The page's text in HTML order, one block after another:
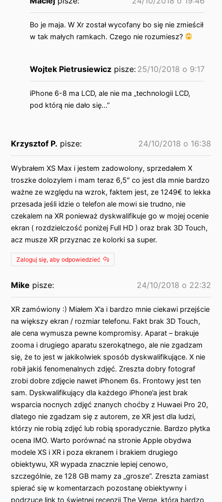
Bo je maja. W Xr został wycofany bo się nie zmieścił
w tak małych ramkach. Czego nie rozumiesz?
Wojtek Pietrusiewicz pisze: 25/10/2018 o 9:17
iPhone 6-8 ma LCD, ale nie ma „technologii LCD,
pod którą nie dało się…”
Krzysztof P. pisze: 24/10/2018 o 16:38
Wybrałem XS Max i jestem zadowolony, sprzedałem X
troszke dolozylem i mam teraz 6,5″ co jest dla mnie bardzo
ważne ze względu na wzrok, faktem jest, ze 1249€ to lekka
przesada jeśli idzie o telefon ale mowi sie trudno, nie
czekalem na XR ponieważ dyskwalifikuje go w mojej ocenie
ekran ( rozdzielczość poniżej Full HD ) oraz brak 3D Touch,
acz musze XR przyznac ze kolorki sa super.
Zaloguj się, aby odpowiedzieć
Mike pisze: 24/10/2018 o 22:32
XR zamówiony :) Miałem X’a i bardzo mnie ciekawi przejście
na większy ekran / rozmiar telefonu. Fakt brak 3D Touch,
ale cena wymusza pewne kompromisy. Aparat – brakuje
zooma i drugiego aparatu szerokątnego, ale nie zgadzam
się, że to jest w jakikolwiek sposób dyskwalifikujące. X nie
robił jakiś fenomenalnych zdjęć. Zreszta dobry fotograf
zrobi dobre zdjęcie nawet iPhonem 6s. Frontowy jest ten
sam. Dyskwalifikujący dla każdego iPhone’a jest brak
wsparcia nocnych zdjęć znanych choćby z Huwaei Pro 20,
dlatego nie zgadzam się z autorem, ze XR jest dla ludzi,
którzy nie robią zdjęć lub robią sporadycznie. Bardzo płytka
ocena IMO. Warto porównać na stronie Apple obydwa
modele XS i XR i poza ekranem i brakiem drugiego
obiektywu, XR wypada znacznie lepiej cenowo,
szczególnie, ze 128 GB mamy za „grosze”. Zreszta zamiast
spierać się w komentarzach pozostanę obiektywny i
podrzucę link to świetnej recenzji The Verge, która bardzo